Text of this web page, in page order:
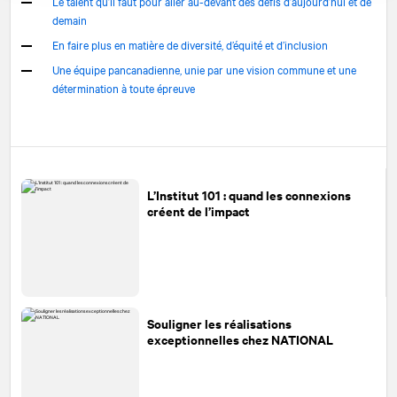
L’Institut 101 : quand les connexions
créent de l’impact
Souligner les réalisations
exceptionnelles chezNATIONAL
demain
En faire plus en matière de diversité, d’équité et d’inclusion
Une équipe pancanadienne, unie par une vision commune et une
détermination à toute épreuve